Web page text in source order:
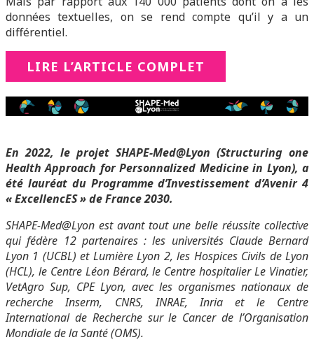
données textuelles, on se rend compte qu’il y a un
différentiel.
LIRE L’ARTICLE COMPLET
En 2022, le projet SHAPE-Med@Lyon (Structuring one
Health Approach for Personnalized Medicine in Lyon), a
été lauréat du Programme d’Investissement d’Avenir 4
« ExcellencES » de France 2030.
SHAPE-Med@Lyon est avant tout une belle réussite collective
qui fédère 12 partenaires : les universités Claude Bernard
Lyon 1 (UCBL) et Lumière Lyon 2, les Hospices Civils de Lyon
(HCL), le Centre Léon Bérard, le Centre hospitalier Le Vinatier,
VetAgro Sup, CPE Lyon, avec les organismes nationaux de
recherche Inserm, CNRS, INRAE, Inria et le Centre
International de Recherche sur le Cancer de l’Organisation
Mondiale de la Santé (OMS).